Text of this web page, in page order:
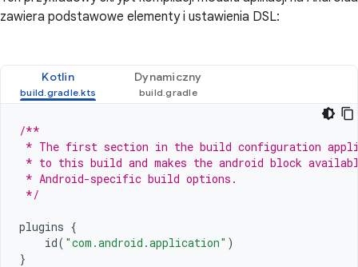
zawiera podstawowe elementy i ustawienia DSL:
Kotlin Dynamiczny
/**
* The first section in the build configuration
* to this build and makes the android block
* Android-specific build options.
*/
plugins {
id( "com.android.application" )
}